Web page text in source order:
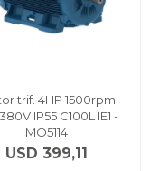
trif. 4HP 1500rpm
IP55 C100L IE1 -
MO5114
USD 399,11